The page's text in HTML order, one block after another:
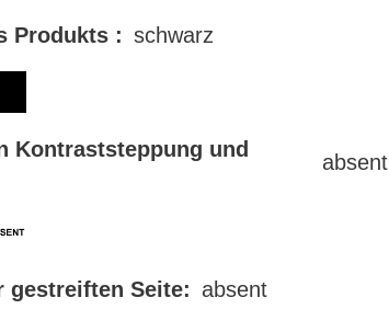
Produkts : schwarz
Kontraststeppung und
absent
gestreiften Seite: absent